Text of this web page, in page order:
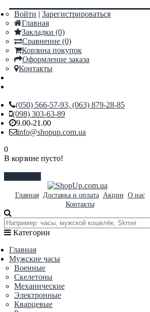
Войти | Зарегистрироваться
Главная
Закладки (0)
Сравнение (0)
Корзина покупок
Оформление заказа
Контакты
(050) 566-57-93, (063) 879-28-85
(098) 303-63-89
9.00-21.00
info@shopup.com.ua
0
В корзине пусто!
Главная Доставка и оплата Акции О нас
Контакты
Категории
Главная
Мужские часы
Военные
Скелетоны
Механические
Электронные
Кварцевые